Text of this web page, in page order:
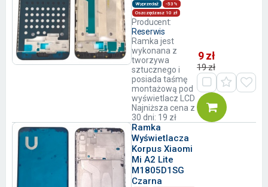
Wyprzedaż
-53%
Oszczędzasz 10 zł
Producent:
Reserwis
Ramka jest
wykonana z
tworzywa
sztucznego i
posiada taśmę
montażową pod
wyświetlacz LCD
Najniższa cena z
30 dni: 19 zł
9 zł
19 zł
Ramka
Wyświetlacza
Korpus Xiaomi
Mi A2 Lite
M1805D1SG
Czarna